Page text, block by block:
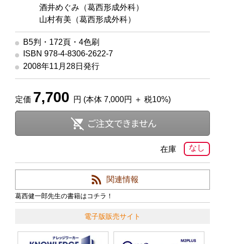
酒井めぐみ（葛西形成外科）
山村有美（葛西形成外科）
B5判・172頁・4色刷
ISBN 978-4-8306-2622-7
2008年11月28日発行
定価 7,700 円 (本体 7,000円 ＋ 税10%)
なし
在庫
関連情報
葛西健一郎先生の書籍はコチラ！
電子版販売サイト